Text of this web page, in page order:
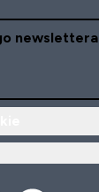
newslettera